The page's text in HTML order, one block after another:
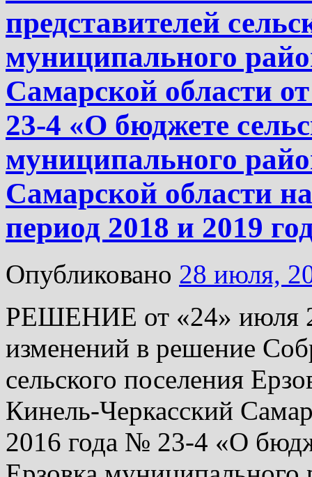
представителей
муниципального
Самарской области
23-4 «О бюджете
муниципального
Самарской области
период 2018 и 2019
Опубликовано 28 июля,
РЕШЕНИЕ от «24» июля
изменений в решение
сельского поселения
Кинель-Черкасский
2016 года № 23-4 «О